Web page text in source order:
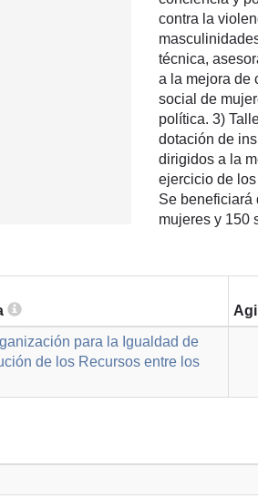
contra la
técnica,
a la mejora de
social de
política. 3)
dotación de
dirigidos a la
ejercicio de
Se beneficiará
mujeres y 150
para la Igualdad de
de los Recursos entre los